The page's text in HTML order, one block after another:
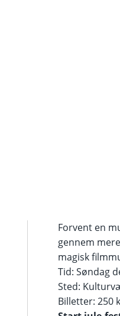
Forvent en
gennem
magisk
Tid: Søndag
Sted:
Billetter: 250